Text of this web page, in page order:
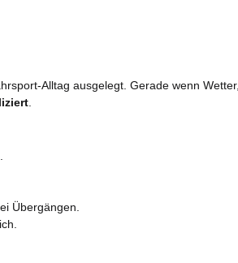
Alltag ausgelegt. Gerade wenn Wetter,
Übergängen.